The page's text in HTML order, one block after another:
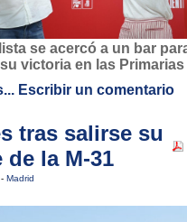
se acercó a un bar
victoria en las Primarias
Escribir un comentario
tras salirse su
de la M-31
- Madrid